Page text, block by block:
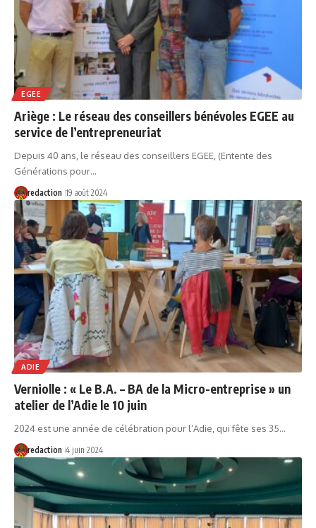
EGEE
Ariège : Le réseau des conseillers bénévoles EGEE au
service de l’entrepreneuriat
Depuis 40 ans, le réseau des conseillers EGEE, (Entente des
Générations pour…
redaction 19 août 2024
ADIE
Verniolle : « Le B.A. – BA de la Micro-entreprise » un
atelier de l’Adie le 10 juin
2024 est une année de célébration pour l’Adie, qui fête ses 35…
redaction 4 juin 2024